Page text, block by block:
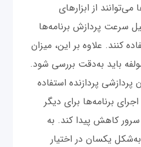
از ابزارهای
سرعت پردازش برنامه‌ها
کنند. علاوه بر این، میزان
باید به‌دقت بررسی شود.
پردازشی پردازنده استفاده
برنامه‌ها برای دیگر
سرور کاهش پیدا کند. به
یکسان در اختیار